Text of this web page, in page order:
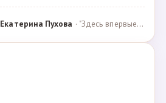
Екатерина Пухова · "Здесь впервые поверили в моего сына и подарили над… · 09.09.2019